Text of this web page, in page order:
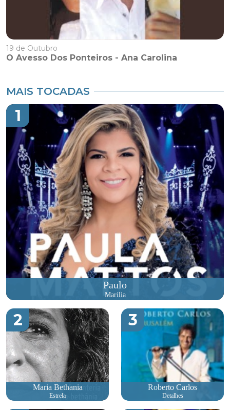
19 de Outubro
O Avesso Dos Ponteiros - Ana Carolina
MAIS TOCADAS
1
Paulo
Marilia
2
Maria Bethania
Estrela
3
Roberto Carlos
Detalhes